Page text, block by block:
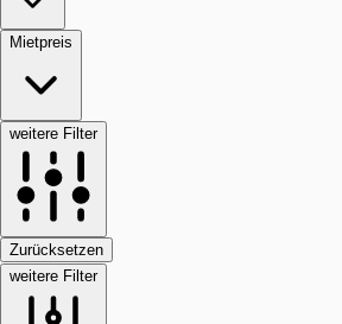
Mietpreis
weitere Filter
Zurücksetzen
weitere Filter